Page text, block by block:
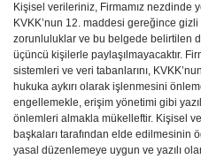
Kişisel verileriniz, Firmamız nezdinde
KVKK’nun 12. maddesi gereğince
zorunluluklar ve bu belgede belirtilen
üçüncü kişilerle paylaşılmayacaktır.
sistemleri ve veri tabanlarını,
hukuka aykırı olarak işlenmesini
engellemekle, erişim yönetimi gibi
önlemleri almakla mükelleftir. Kişisel
başkaları tarafından elde edilmesinin
yasal düzenlemeye uygun ve yazılı